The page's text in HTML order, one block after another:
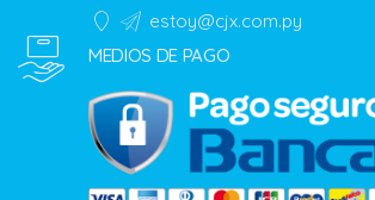
estoy@cjx.com.py
MEDIOS DE PAGO